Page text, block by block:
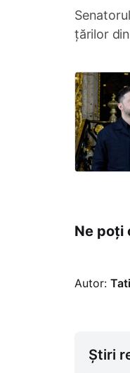
țărilor
Ne poți
Autor:
Știri